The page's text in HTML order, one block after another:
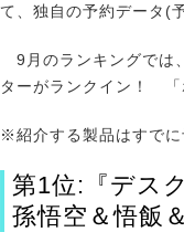
て、独自の予約データ(
9月のランキングでは
ターがランクイン！ 「
※紹介する製品はすでに
第1位:『デス
孫悟空＆悟飯